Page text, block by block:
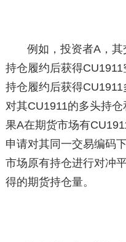
例如，投资者A，
持仓履约后获得
持仓履约后获得
对其CU1911的多头持
果A在期货市场有
申请对其同一交易编码
市场原有持仓进行对冲
得的期货持仓量。